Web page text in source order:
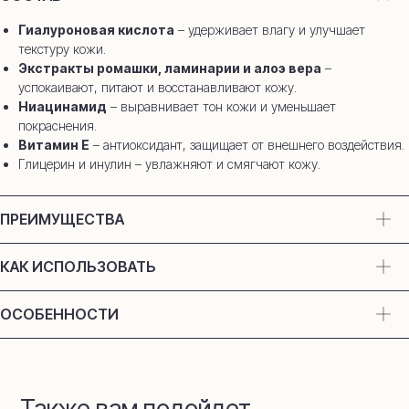
Гиалуроновая кислота – удерживает влагу и улучшает
текстуру кожи.
Экстракты ромашки, ламинарии и алоэ вера –
успокаивают, питают и восстанавливают кожу.
Ниацинамид – выравнивает тон кожи и уменьшает
покраснения.
Витамин Е – антиоксидант, защищает от внешнего воздействия.
Глицерин и инулин – увлажняют и смягчают кожу.
ПРЕИМУЩЕСТВА
КАК ИСПОЛЬЗОВАТЬ
ОСОБЕННОСТИ